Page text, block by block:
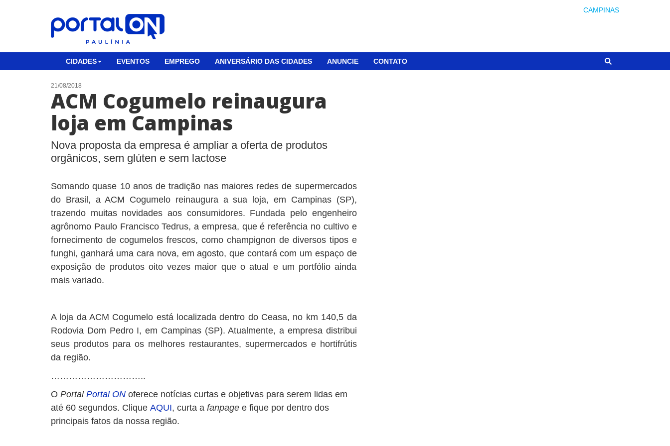
CAMPINAS
CIDADES EVENTOS EMPREGO ANIVERSÁRIO DAS CIDADES ANUNCIE CONTATO
21/08/2018
ACM Cogumelo reinaugura
loja em Campinas
Nova proposta da empresa é ampliar a oferta de produtos
orgânicos, sem glúten e sem lactose
Somando quase 10 anos de tradição nas maiores redes de supermercados
do Brasil, a ACM Cogumelo reinaugura a sua loja, em Campinas (SP),
trazendo muitas novidades aos consumidores. Fundada pelo engenheiro
agrônomo Paulo Francisco Tedrus, a empresa, que é referência no cultivo e
fornecimento de cogumelos frescos, como champignon de diversos tipos e
funghi, ganhará uma cara nova, em agosto, que contará com um espaço de
exposição de produtos oito vezes maior que o atual e um portfólio ainda
mais variado.
A loja da ACM Cogumelo está localizada dentro do Ceasa, no km 140,5 da
Rodovia Dom Pedro I, em Campinas (SP). Atualmente, a empresa distribui
seus produtos para os melhores restaurantes, supermercados e hortifrútis
da região.
…………………………..
O Portal Portal ON oferece notícias curtas e objetivas para serem lidas em
até 60 segundos. Clique AQUI, curta a fanpage e fique por dentro dos
principais fatos da nossa região.